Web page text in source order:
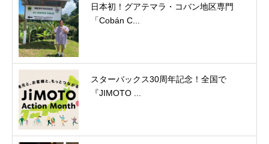
日本初！グアテマラ・コバン地区専門
「Cobán C...
スターバックス30周年記念！全国で
『JIMOTO ...